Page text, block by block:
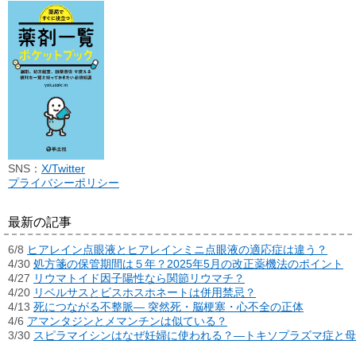
SNS： X/Twitter
プライバシーポリシー
最新の記事
6/8 ヒアレイン点眼液とヒアレインミニ点眼液の適応症は違う？
4/30 処方箋の保管期間は５年？2025年5月の改正薬機法のポイント
4/27 リウマトイド因子陽性なら関節リウマチ？
4/20 リベルサスとビスホスホネートは併用禁忌？
4/13 死につながる不整脈― 突然死・脳梗塞・心不全の正体
4/6 アマンタジンとメマンチンは似ている？
3/30 スピラマイシンはなぜ妊婦に使われる？―トキソプラズマ症と母